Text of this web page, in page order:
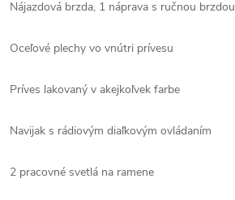
Nájazdová brzda, 1 náprava s ručnou brzdou
Oceľové plechy vo vnútri prívesu
Príves lakovaný v akejkoľvek farbe
Navijak s rádiovým diaľkovým ovládaním
2 pracovné svetlá na ramene